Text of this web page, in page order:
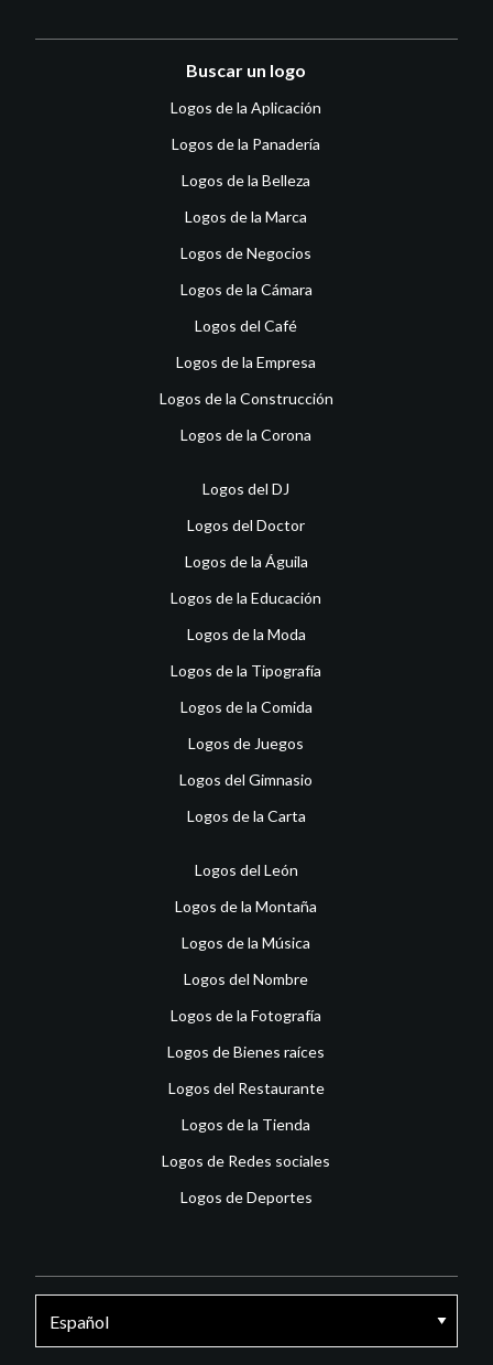
Buscar un logo
Logos de la Aplicación
Logos de la Panadería
Logos de la Belleza
Logos de la Marca
Logos de Negocios
Logos de la Cámara
Logos del Café
Logos de la Empresa
Logos de la Construcción
Logos de la Corona
Logos del DJ
Logos del Doctor
Logos de la Águila
Logos de la Educación
Logos de la Moda
Logos de la Tipografía
Logos de la Comida
Logos de Juegos
Logos del Gimnasio
Logos de la Carta
Logos del León
Logos de la Montaña
Logos de la Música
Logos del Nombre
Logos de la Fotografía
Logos de Bienes raíces
Logos del Restaurante
Logos de la Tienda
Logos de Redes sociales
Logos de Deportes